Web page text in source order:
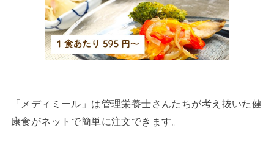
「メディミール」は管理栄養士さんたちが考え抜いた健
康食がネットで簡単に注文できます。